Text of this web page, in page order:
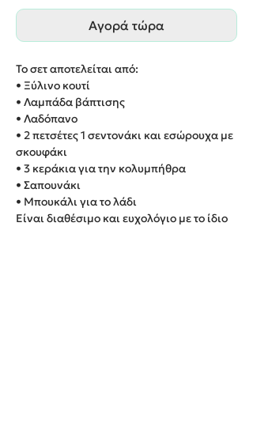
Αγορά τώρα
Το σετ αποτελείται από:
• Ξύλινο κουτί
• Λαμπάδα βάπτισης
• Λαδόπανο
• 2 πετσέτες 1 σεντονάκι και εσώρουχα με
σκουφάκι
• 3 κεράκια για την κολυμπήθρα
• Σαπουνάκι
• Μπουκάλι για το λάδι
Είναι διαθέσιμο και ευχολόγιο με το ίδιο